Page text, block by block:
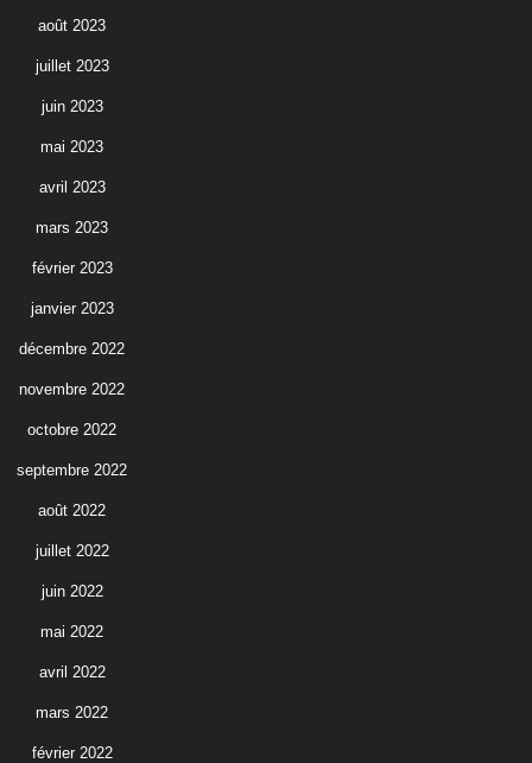
août 2023
juillet 2023
juin 2023
mai 2023
avril 2023
mars 2023
février 2023
janvier 2023
décembre 2022
novembre 2022
octobre 2022
septembre 2022
août 2022
juillet 2022
juin 2022
mai 2022
avril 2022
mars 2022
février 2022